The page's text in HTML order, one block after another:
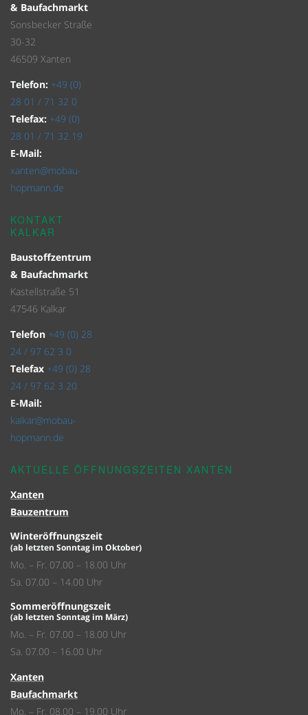
& Baufachmarkt
Sonsbecker Straße
30-32
46509 Xanten
Telefon: +49 (0)
28 01 / 71 32 0
Telefax: +49 (0)
28 01 / 71 32 19
E-Mail:
xanten@mobau-
hopmann.de
KONTAKT
KALKAR
Baustoffzentrum
& Baufachmarkt
Kastellstraße 51
47546 Kalkar
Telefon +49 (0) 28
24 / 97 62 3 0
Telefax +49 (0) 28
24 / 97 62 3 20
E-Mail:
kalkar@mobau-
hopmann.de
AKTUELLE ÖFFNUNGSZEITEN XANTEN
Xanten
Bauzentrum
Winteröffnungszeit
(ab letzten Sonntag im Oktober)
Mo. – Fr. 07.00 – 18.00 Uhr
Sa. 07.00 – 14.00 Uhr
Sommeröffnungszeit
(ab letzten Sonntag im März)
Mo. – Fr. 07.00 – 18.00 Uhr
Sa. 07.00 – 16.00 Uhr
Xanten
Baufachmarkt
Mo. – Fr. 08.00 – 19.00 Uhr